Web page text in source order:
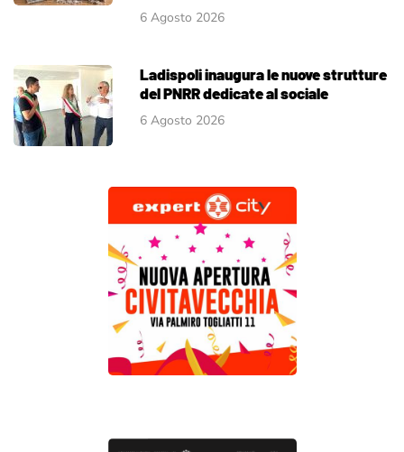
6 Agosto 2026
Ladispoli inaugura le nuove strutture
del PNRR dedicate al sociale
6 Agosto 2026